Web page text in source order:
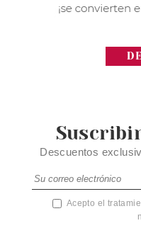
Descuentos
Acepto el